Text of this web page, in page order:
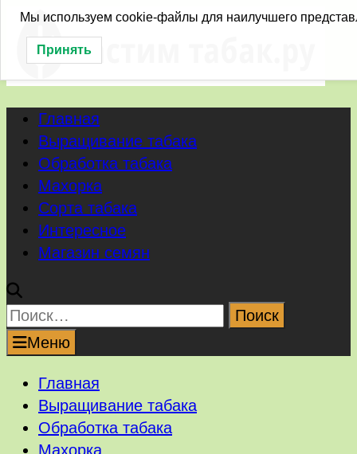
Перейти
содержимому
Главная
Выращивание табака
Обработка табака
Махорка
Сорта табака
Интересное
Магазин семян
Найти:
Меню
Главная
Выращивание табака
Обработка табака
Махорка
Мы используем cookie-файлы для наилучшего
Принять